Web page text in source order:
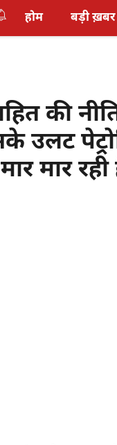
होम बड़ी ख़बर
की
उलट
मार रही